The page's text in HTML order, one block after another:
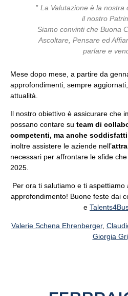
”La Valutazione è la nostra
il nostro
Siamo convinti che Buona
Ascoltare, Pensare ed
parlare e
Mese dopo mese, a partire da
approfondimenti, sempre
attualità.
Il nostro obiettivo è assicurare che
possano contare su team di
competenti, ma anche
inoltre assistere le aziende nell’
necessari per affrontare le sfide
2025.
Per ora ti salutiamo e ti
approfondimento! Buone feste dai c
e
Valerie Schena Ehrenberger,
Giorgia